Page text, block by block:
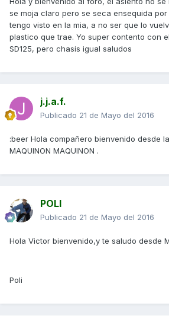
se moja claro pero se seca ensequida
tengo visto en la mia, a no ser que lo
plastico que trae. Yo super contento con
SD125, pero chasis igual saludos
j.j.a.f.
Publicado 21 de Mayo del 2016
:beer Hola compañero bienvenido desde
MAQUINON MAQUINON .
POLI
Publicado 21 de Mayo del 2016
Hola Victor bienvenido,y te saludo desde
Poli